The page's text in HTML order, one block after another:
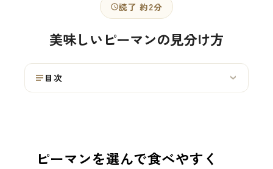
読了 約2分
美味しいピーマンの見分け方
目次 ›
ピーマンを選んで食べやすく